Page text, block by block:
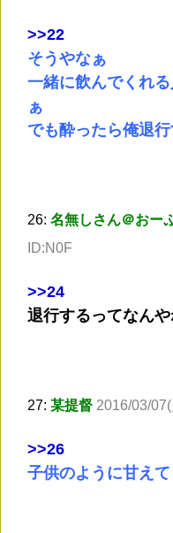
>>22
そうやなぁ
一緒に飲んでくれ
ぁ
でも酔ったら俺退行
26: 名無しさん＠おー
ID:N0F
>>24
退行するってなん
27: 某提督 2016/03/
>>26
子供のように甘え